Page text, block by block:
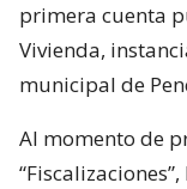
primera cuenta
Vivienda,
municipal de
Al momento de